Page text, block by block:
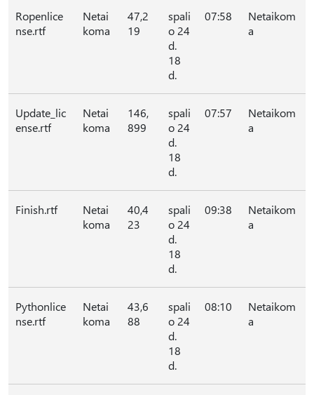
Ropenlice
nse.rtf
Netai
koma
47,2
19
spali
o 24
d.
18
d.
07:58
Netaikom
a
Update_lic
ense.rtf
Netai
koma
146,
899
spali
o 24
d.
18
d.
07:57
Netaikom
a
Finish.rtf
Netai
koma
40,4
23
spali
o 24
d.
18
d.
09:38
Netaikom
a
Pythonlice
nse.rtf
Netai
koma
43,6
88
spali
o 24
d.
18
d.
08:10
Netaikom
a